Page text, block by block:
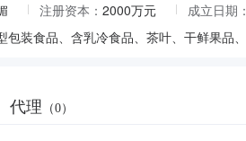
注册资本： 2000万元 成立日期：
代理 （0）